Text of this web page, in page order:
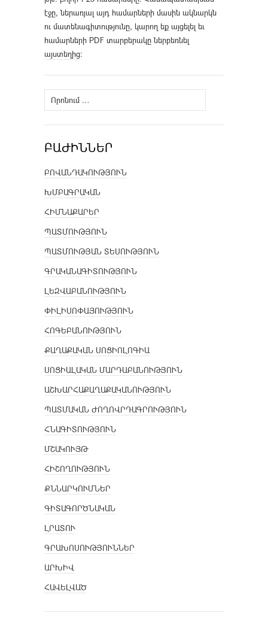
էջը, ներառյալ այդ համարների մասին ակնարկն
ու մատենագիտությունը, կարող եք այցելել եւ
համարների PDF տարբերակը ներբեռնել
այստեղից։
Որոնել՝
ԲԱԺԻՆՆԵՐ
ԲՈՎԱՆԴԱԿՈՒԹՅՈՒՆ
ԽՄԲԱԳՐԱԿԱՆ
ՀԻՄՆԱՔԱՐԵՐ
ՊԱՏՄՈՒԹՅՈՒՆ
ՊԱՏՄՈՒԹՅԱՆ ՏԵՍՈՒԹՅՈՒՆ
ԳՐԱԿԱՆԱԳԻՏՈՒԹՅՈՒՆ
ԼԵԶՎԱԲԱՆՈՒԹՅՈՒՆ
ՓԻԼԻՍՈՓԱՅՈՒԹՅՈՒՆ
ՀՈԳԵԲԱՆՈՒԹՅՈՒՆ
ՔԱՂԱՔԱԿԱՆ ՍՈՑԻՈԼՈԳԻԱ
ՍՈՑԻԱԼԱԿԱՆ ՄԱՐԴԱԲԱՆՈՒԹՅՈՒՆ
ԱՇԽԱՐՀԱՔԱՂԱՔԱԿԱՆՈՒԹՅՈՒՆ
ՊԱՏՄԱԿԱՆ ԺՈՂՈՎՐԴԱԳՐՈՒԹՅՈՒՆ
ՀՆԱԳԻՏՈՒԹՅՈՒՆ
ՄՇԱԿՈՒՅԹ
ՀԻՇՈՂՈՒԹՅՈՒՆ
ՔՆՆԱՐԿՈՒՄՆԵՐ
ԳԻՏԱԳՈՐԾՆԱԿԱՆ
ԼՐԱՏՈՒ
ԳՐԱԽՈՍՈՒԹՅՈՒՆՆԵՐ
ԱՐԽԻՎ
ՀԱՎԵԼՎԱԾ